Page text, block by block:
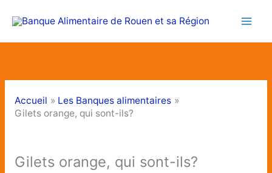
Accueil
Les Banques alimentaires
Gilets orange, qui sont-ils?
Gilets orange, qui sont-ils?